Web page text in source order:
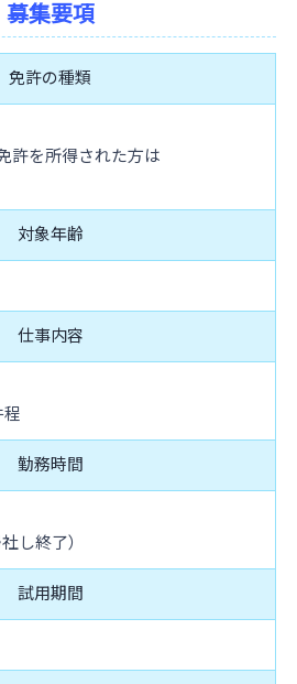
募集要項
免許の種類
許を所得された方は
対象年齢
仕事内容
程
勤務時間
し終了）
試用期間